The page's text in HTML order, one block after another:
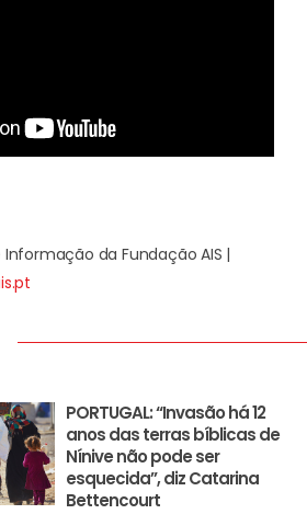
da Fundação AIS |
PORTUGAL: “Invasão há 12
anos das terras bíblicas de
Nínive não pode ser
esquecida”, diz Catarina
Bettencourt